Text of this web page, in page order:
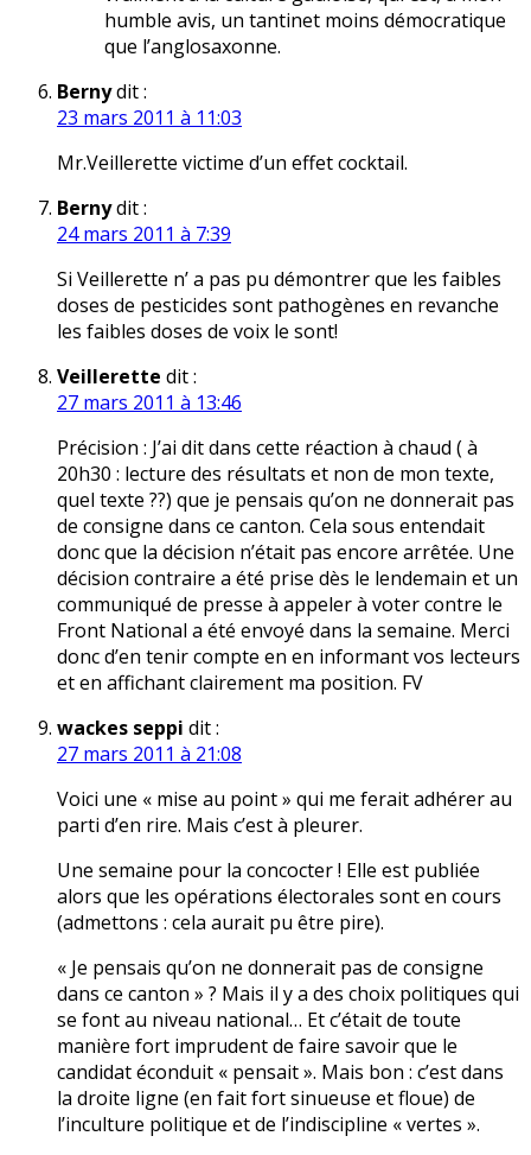
humble avis, un tantinet moins démocratique
que l’anglosaxonne.
Bernydit :
23 mars 2011 à 11:03
Mr.Veillerette victime d’un effet cocktail.
Bernydit :
24 mars 2011 à 7:39
Si Veillerette n’ a pas pu démontrer que les faibles
doses de pesticides sont pathogènes en revanche
les faibles doses de voix le sont!
Veillerette dit :
27 mars 2011 à 13:46
Précision : J’ai dit dans cette réaction à chaud ( à
20h30 : lecture des résultats et non de mon texte,
quel texte ??) que je pensais qu’on ne donnerait pas
de consigne dans ce canton. Cela sous entendait
donc que la décision n’était pas encore arrêtée. Une
décision contraire a été prise dès le lendemain et un
communiqué de presse à appeler à voter contre le
Front National a été envoyé dans la semaine. Merci
donc d’en tenir compte en en informant vos lecteurs
et en affichant clairement ma position. FV
wackes seppi dit :
27 mars 2011 à 21:08
Voici une « mise au point » qui me ferait adhérer au
parti d’en rire. Mais c’est à pleurer.
Une semaine pour la concocter ! Elle est publiée
alors que les opérations électorales sont en cours
(admettons : cela aurait pu être pire).
« Je pensais qu’on ne donnerait pas de consigne
dans ce canton » ? Mais il y a des choix politiques qui
se font au niveau national… Et c’était de toute
manière fort imprudent de faire savoir que le
candidat éconduit « pensait ». Mais bon : c’est dans
la droite ligne (en fait fort sinueuse et floue) de
l’inculture politique et de l’indiscipline « vertes ».